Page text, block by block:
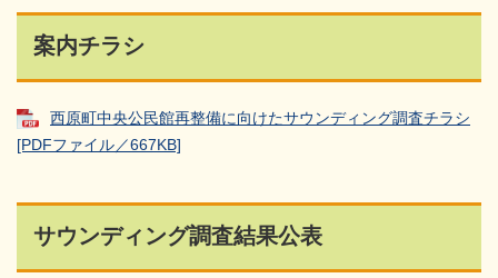
案内チラシ
西原町中央公民館再整備に向けたサウンディング調査チラシ
[PDFファイル／667KB]
サウンディング調査結果公表